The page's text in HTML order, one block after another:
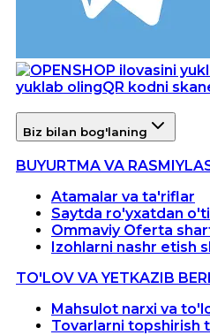
yuklab olingQR kodni
Biz bilan bog'laning
BUYURTMA VA
Atamalar va ta'riflar
Saytda ro'yxatdan
Ommaviy Oferta
Izohlarni nashr etish
TO'LOV VA YETKAZIB
Mahsulot narxi va
Tovarlarni topshirish